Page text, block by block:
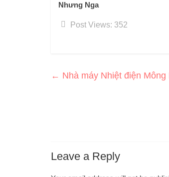
Nhưng Nga
Post Views: 352
← Nhà máy Nhiệt điện
Leave a Reply